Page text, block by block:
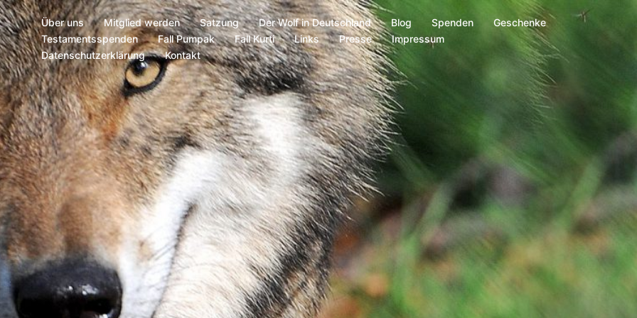
Über uns Mitglied werden Satzung Der Wolf in Deutschland Blog Spenden
Geschenke
Testamentsspenden
Fall Pumpak Fall Kurti Links Presse
Impressum
Datenschutzerklärung
Kontakt